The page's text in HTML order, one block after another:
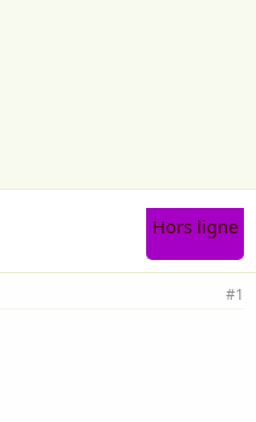
Hors ligne
#1